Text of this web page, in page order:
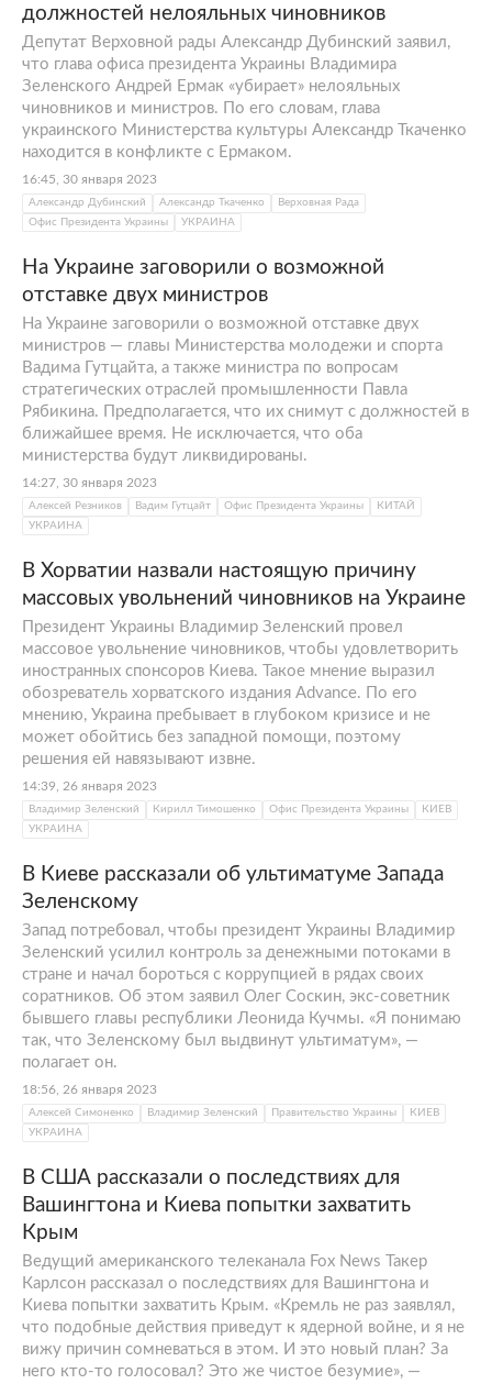
должностей нелояльных чиновников
Депутат Верховной рады Александр Дубинский заявил,
что глава офиса президента Украины Владимира
Зеленского Андрей Ермак «убирает» нелояльных
чиновников и министров. По его словам, глава
украинского Министерства культуры Александр Ткаченко
находится в конфликте с Ермаком.
16:45, 30 января 2023
Александр Дубинский Александр Ткаченко
Верховная Рада
Офис Президента Украины
УКРАИНА
На Украине заговорили о возможной
отставке двух министров
На Украине заговорили о возможной отставке двух
министров — главы Министерства молодежи и спорта
Вадима Гутцайта, а также министра по вопросам
стратегических отраслей промышленности Павла
Рябикина. Предполагается, что их снимут с должностей в
ближайшее время. Не исключается, что оба
министерства будут ликвидированы.
14:27, 30 января 2023
Алексей Резников Вадим Гутцайт Офис Президента Украины
КИТАЙ
УКРАИНА
В Хорватии назвали настоящую причину
массовых увольнений чиновников на Украине
Президент Украины Владимир Зеленский провел
массовое увольнение чиновников, чтобы удовлетворить
иностранных спонсоров Киева. Такое мнение выразил
обозреватель хорватского издания Advance. По его
мнению, Украина пребывает в глубоком кризисе и не
может обойтись без западной помощи, поэтому
решения ей навязывают извне.
14:39, 26 января 2023
Владимир Зеленский Кирилл Тимошенко Офис Президента Украины
КИЕВ
УКРАИНА
В Киеве рассказали об ультиматуме Запада
Зеленскому
Запад потребовал, чтобы президент Украины Владимир
Зеленский усилил контроль за денежными потоками в
стране и начал бороться с коррупцией в рядах своих
соратников. Об этом заявил Олег Соскин, экс-советник
бывшего главы республики Леонида Кучмы. «Я понимаю
так, что Зеленскому был выдвинут ультиматум», —
полагает он.
18:56, 26 января 2023
Алексей Симоненко Владимир Зеленский Правительство Украины
КИЕВ
УКРАИНА
В США рассказали о последствиях для
Вашингтона и Киева попытки захватить
Крым
Ведущий американского телеканала Fox News Такер
Карлсон рассказал о последствиях для Вашингтона и
Киева попытки захватить Крым. «Кремль не раз заявлял,
что подобные действия приведут к ядерной войне, и я не
вижу причин сомневаться в этом. И это новый план? За
него кто-то голосовал? Это же чистое безумие», —